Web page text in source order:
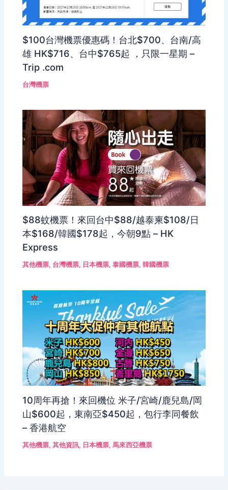
$100台灣機票優惠碼！台北$700、台南/高
雄 HK$716、台中$765起 ，只限一星期 –
Trip .com
台灣機票
$88蚊機票！來回台中$88/越泰柬$108/日
本$168/韓國$178起，今朝9點 – HK
Express
其他機票, 台灣機票, 日本機票,泰國機票,韓國機票
10周年再搶！來回機位 米子/宮崎/鹿兒島/岡
山$600起，東南亞$450起，包行李同餐飲
– 香港航空
其他機票,其他資訊, 日本機票,馬來西亞機票